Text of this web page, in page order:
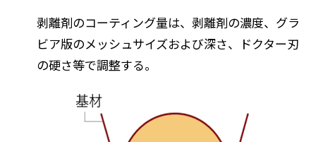
剥離剤のコーティング量は、剥離剤の濃度、グラ
ビア版のメッシュサイズおよび深さ、ドクター刃
の硬さ等で調整する。